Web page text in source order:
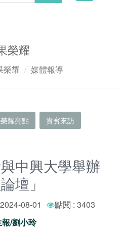
榮耀
榮耀 媒體報導
榮耀亮點 貴賓來訪
中興大學舉辦
壇」
08-01
點閱 : 3403
/劉小玲